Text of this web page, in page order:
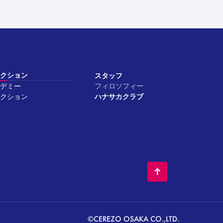
ション
ミー
ション
スタッフ
フィロソフィー
ハナサカクラブ
©CEREZO OSAKA CO.,LTD.